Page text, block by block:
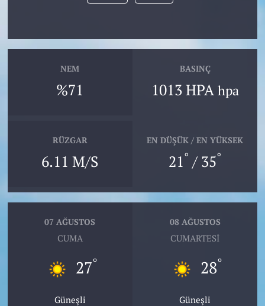
NEM
%71
BASINÇ
1013 HPA hpa
RÜZGAR
6.11 M/S
EN DÜŞÜK / EN YÜKSEK
21° / 35°
07 AĞUSTOS
CUMA
27°
Güneşli
08 AĞUSTOS
CUMARTESI
28°
Güneşli